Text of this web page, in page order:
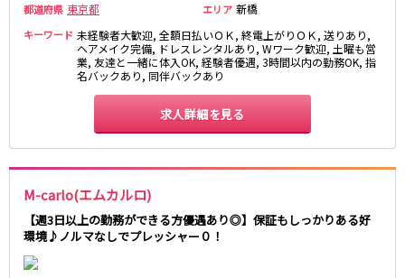
都道府県 東京都 エリア 新橋
キーワード 未経験者大歓迎, 全額日払いＯＫ, 終電上がりＯＫ, 送りあり,
ヘアメイク完備, ドレスレンタルあり, Wワーク歓迎, 土曜も営
業, 友達と一緒に体入OK, 経験者優遇, 3時間以内の勤務OK, 指
名バックあり, 同伴バックあり
求人詳細を見る
M-carlo(エムカルロ)
【週3日以上の勤務ができる方優遇あり◎】保証もしっかりある好
環境♪ノルマなしでプレッシャー０！
千葉県
船橋
市川・浦安
松戸
成田・四街道・香取
津田沼
栃木県
宇都宮 小山
渋谷駅
御徒町駅
品川駅
日暮里駅
駒込駅
大塚駅
高田馬場駅
巣鴨駅
西日暮里駅
有楽町駅
目白駅
原宿駅
東京メトロ丸ノ内線
池袋駅
銀座駅
新宿駅
赤坂見附駅